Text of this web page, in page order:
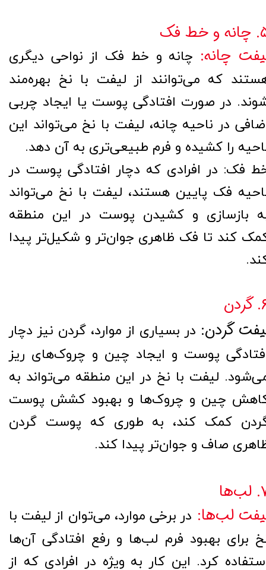
فک
چانه: چانه و خط فک از نواحی دیگری
که می‌توانند از لیفت با نخ بهره‌مند
در صورت افتادگی پوست یا ایجاد چربی
در ناحیه چانه، لیفت با نخ می‌تواند این
را کشیده و فرم طبیعی‌تری به آن دهد.
فک: در افرادی که دچار افتادگی پوست در
فک پایین هستند، لیفت با نخ می‌تواند
بازسازی و کشیدن پوست در این منطقه
کند تا فک ظاهری جوان‌تر و شکیل‌تر پیدا
گردن: در بسیاری از موارد، گردن نیز دچار
پوست و ایجاد چین و چروک‌های ریز
لیفت با نخ در این منطقه می‌تواند به
چین و چروک‌ها و بهبود کشش پوست
کمک کند، به طوری که پوست گردن
صاف و جوان‌تر پیدا کند.
لب‌ها: در برخی موارد، می‌توان از لیفت با
برای بهبود فرم لب‌ها و رفع افتادگی آن‌ها
کرد. این کار به ویژه در افرادی که از